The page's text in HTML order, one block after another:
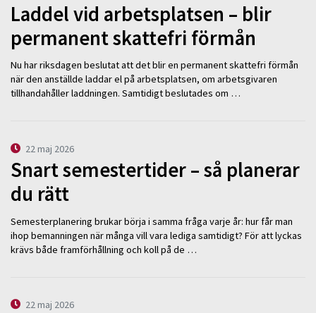
Laddel vid arbetsplatsen – blir
permanent skattefri förmån
Nu har riksdagen beslutat att det blir en permanent skattefri förmån
när den anställde laddar el på arbetsplatsen, om arbetsgivaren
tillhandahåller laddningen. Samtidigt beslutades om …
22 maj 2026
Snart semestertider – så planerar
du rätt
Semesterplanering brukar börja i samma fråga varje år: hur får man
ihop bemanningen när många vill vara lediga samtidigt? För att lyckas
krävs både framförhållning och koll på de …
22 maj 2026